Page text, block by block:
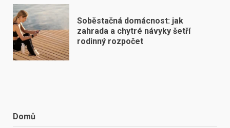
Soběstačná domácnost: jak
zahrada a chytré návyky šetří
rodinný rozpočet
Domů